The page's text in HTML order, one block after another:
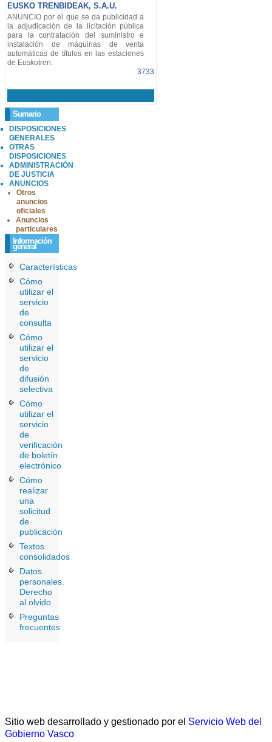
EUSKO TRENBIDEAK, S.A.U.
ANUNCIO por el que se da publicidad a
la adjudicación de la licitación pública
para la contratación del suministro e
instalación de máquinas de venta
automáticas de títulos en las estaciones
de Euskotren.
3733
Sumario
DISPOSICIONES
GENERALES
OTRAS
DISPOSICIONES
ADMINISTRACIÓN
DE JUSTICIA
ANUNCIOS
Otros
anuncios
oficiales
Anuncios
particulares
Información
general
Características
Cómo
utilizar el
servicio
de
consulta
Cómo
utilizar el
servicio
de
difusión
selectiva
Cómo
utilizar el
servicio
de
verificación
de boletín
electrónico
Cómo
realizar
una
solicitud
de
publicación
Textos
consolidados
Datos
personales.
Derecho
al olvido
Preguntas
frecuentes
Sitio web desarrollado y gestionado por el Servicio Web del
Gobierno Vasco